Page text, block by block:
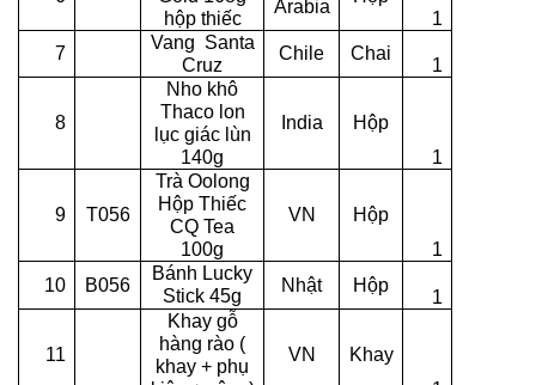
hộp thiếc
Arabia
1
7
Vang Santa
Cruz
Chile Chai
1
8
Nho khô
Thaco lon
lục giác lùn
140g
India
Hộp
1
9 T056
Trà Oolong
Hộp Thiếc
CQ Tea
100g
VN
Hộp
1
10
B056
Bánh Lucky
Stick 45g
Nhật Hộp
1
11
Khay gỗ
hàng rào (
khay + phụ
VN
Khay